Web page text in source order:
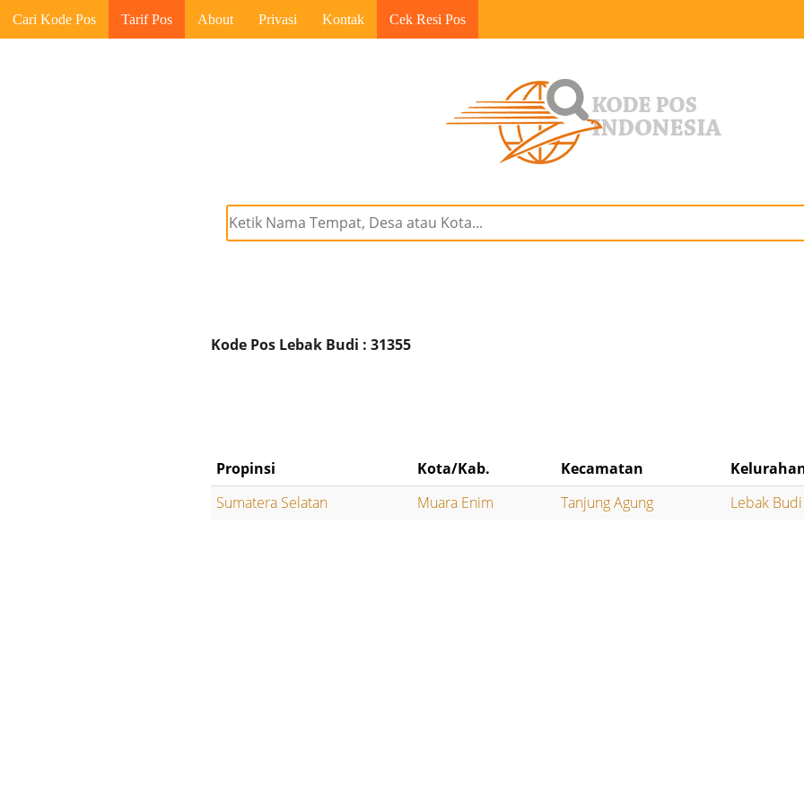
Cari Kode Pos Tarif Pos About Privasi Kontak Cek Resi Pos
Kode Pos Lebak Budi : 31355
Propinsi Kota/Kab. Kecamatan
Sumatera Selatan
Muara Enim Tanjung Agung Lebak Budi